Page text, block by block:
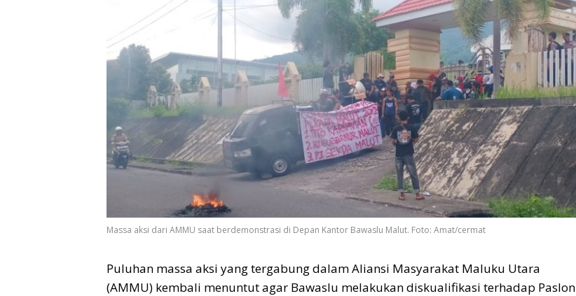
Massa aksi dari AMMU saat berdemonstrasi di Depan Kantor Bawaslu Malut. Foto: Amat/cermat
Puluhan massa aksi yang tergabung dalam Aliansi Masyarakat Maluku Utara
(AMMU) kembali menuntut agar Bawaslu melakukan diskualifikasi terhadap Paslon